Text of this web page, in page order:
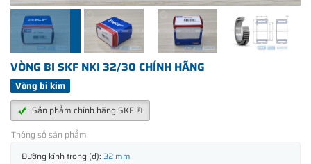
VÒNG BI SKF NKI 32/30 CHÍNH HÃNG
Vòng bi kim
Sản phẩm chính hãng SKF ®
Thông số sản phẩm
Đường kính trong (d): 32 mm